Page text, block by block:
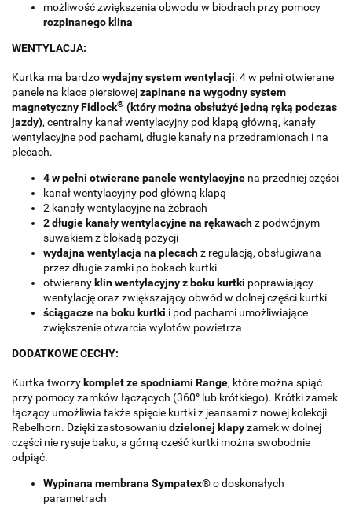
możliwość zwiększenia obwodu w biodrach przy pomocy
rozpinanego klina
WENTYLACJA:
Kurtka ma bardzowydajny system wentylacji: 4 w pełni otwierane
panele na klace piersiowejzapinane na wygodny system
magnetyczny Fidlock® (który można obsłużyć jedną ręką podczas
jazdy), centralny kanał wentylacyjny pod klapą główną, kanały
wentylacyjne pod pachami, długie kanały na przedramionach i na
plecach.
4 w pełni otwierane panele wentylacyjne na przedniej części
kanał wentylacyjny pod główną klapą
2 kanały wentylacyjne na żebrach
2 długie kanały wentylacyjne na rękawachz podwójnym
suwakiem z blokadą pozycji
wydajna wentylacja na plecachz regulacją, obsługiwana
przez długie zamki po bokach kurtki
otwierany klin wentylacyjny z boku kurtki poprawiający
wentylację oraz zwiększający obwód w dolnej części kurtki
ściągacze na boku kurtki i pod pachami umożliwiające
zwiększenie otwarcia wylotów powietrza
DODATKOWE CECHY:
Kurtka tworzy komplet ze spodniami Range, które można spiąć
przy pomocy zamków łączących (360° lub krótkiego). Krótki zamek
łączący umożliwia także spięcie kurtki z jeansami z nowej kolekcji
Rebelhorn. Dzięki zastosowaniu dzielonej klapyzamek w dolnej
części nie rysuje baku, a górną cześć kurtki można swobodnie
odpiąć.
Wypinana membrana Sympatex®o doskonałych
parametrach